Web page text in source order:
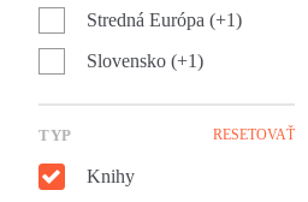
Stredná Európa (+1)
Slovensko (+1)
TYP RESETOVAŤ
Knihy